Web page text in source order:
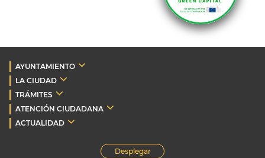
AYUNTAMIENTO
LA CIUDAD
TRÁMITES
ATENCIÓN CIUDADANA
ACTUALIDAD
Desplegar